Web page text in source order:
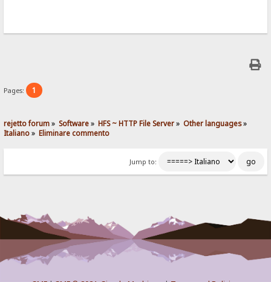
Pages: 1
rejetto forum» Software» HFS ~ HTTP File Server» Other languages»
Italiano» Eliminare commento
Jump to: